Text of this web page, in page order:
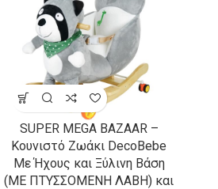
SUPER MEGA BAZAAR –
Κουνιστό Ζωάκι DecoBebe
Με Ήχους και Ξύλινη Βάση
(ΜΕ ΠΤΥΣΣΟΜΕΝΗ ΛΑΒΗ) και